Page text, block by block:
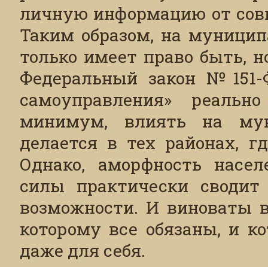
личную информацию от
Таким образом, на
только имеет право быть,
Федеральный закон №151-
самоуправления»
минимум, влиять на
делается в тех районах,
Однако, аморфность
силы практически
возможности. И виноваты
которому все обязаны, и
даже для себя.